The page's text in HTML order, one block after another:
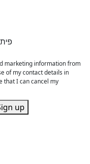
marketing information from
of my contact details in
that I can cancel my
up